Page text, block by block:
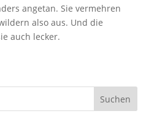
angetan. Sie vermehren
also aus. Und die
auch lecker.